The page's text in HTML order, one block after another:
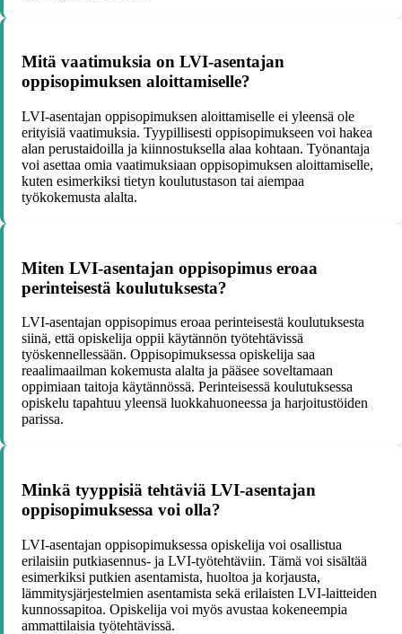
Mitä vaatimuksia on LVI-asentajan
oppisopimuksen aloittamiselle?
LVI-asentajan oppisopimuksen aloittamiselle ei yleensä ole
erityisiä vaatimuksia. Tyypillisesti oppisopimukseen voi hakea
alan perustaidoilla ja kiinnostuksella alaa kohtaan. Työnantaja
voi asettaa omia vaatimuksiaan oppisopimuksen aloittamiselle,
kuten esimerkiksi tietyn koulutustason tai aiempaa
työkokemusta alalta.
Miten LVI-asentajan oppisopimus eroaa
perinteisestä koulutuksesta?
LVI-asentajan oppisopimus eroaa perinteisestä koulutuksesta
siinä, että opiskelija oppii käytännön työtehtävissä
työskennellessään. Oppisopimuksessa opiskelija saa
reaalimaailman kokemusta alalta ja pääsee soveltamaan
oppimiaan taitoja käytännössä. Perinteisessä koulutuksessa
opiskelu tapahtuu yleensä luokkahuoneessa ja harjoitustöiden
parissa.
Minkä tyyppisiä tehtäviä LVI-asentajan
oppisopimuksessa voi olla?
LVI-asentajan oppisopimuksessa opiskelija voi osallistua
erilaisiin putkiasennus- ja LVI-työtehtäviin. Tämä voi sisältää
esimerkiksi putkien asentamista, huoltoa ja korjausta,
lämmitysjärjestelmien asentamista sekä erilaisten LVI-laitteiden
kunnossapitoa. Opiskelija voi myös avustaa kokeneempia
ammattilaisia työtehtävissä.